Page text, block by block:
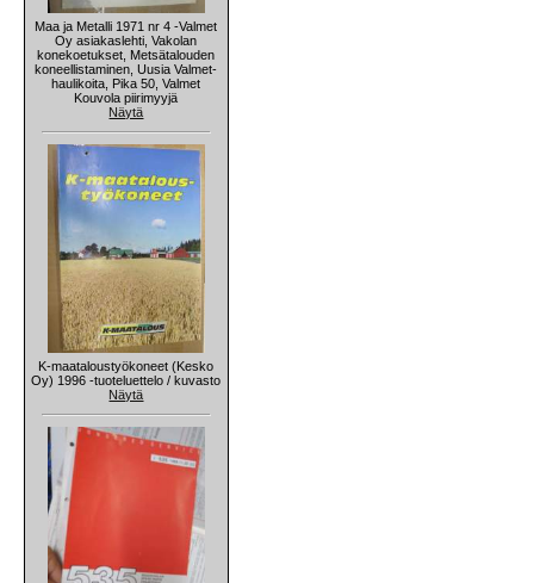
Maa ja Metalli 1971 nr 4 -Valmet
Oy asiakaslehti, Vakolan
konekoetukset, Metsätalouden
koneellistaminen, Uusia Valmet-
haulikoita, Pika 50, Valmet
Kouvola piirimyyjä
Näytä
K-maataloustyökoneet (Kesko
Oy) 1996 -tuoteluettelo / kuvasto
Näytä